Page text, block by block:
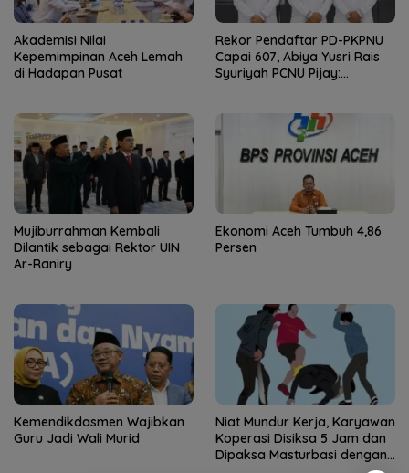
Akademisi Nilai
Kepemimpinan Aceh Lemah
di Hadapan Pusat
Rekor Pendaftar PD-PKPNU
Capai 607, Abiya Yusri Rais
Syuriyah PCNU Pijay:
Mujiburrahman Kembali
Dilantik sebagai Rektor UIN
Ar-Raniry
Ekonomi Aceh Tumbuh 4,86
Persen
Kemendikdasmen Wajibkan
Guru Jadi Wali Murid
Niat Mundur Kerja, Karyawan
Koperasi Disiksa 5 Jam dan
Dipaksa Masturbasi dengan